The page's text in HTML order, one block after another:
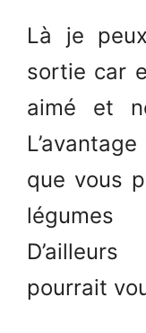
Là je
sortie car
aimé et
que vous
pourrait